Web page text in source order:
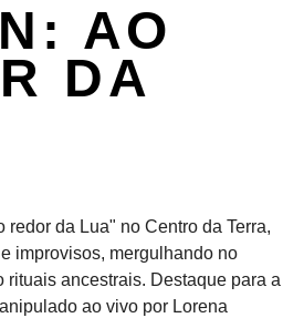
AO
DA
redor da Lua" no Centro da Terra,
improvisos, mergulhando no
rituais ancestrais. Destaque para a
ao vivo por Lorena